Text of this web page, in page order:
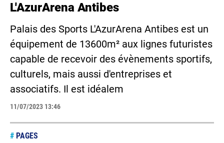
L'AzurArena Antibes
Palais des Sports L'AzurArena Antibes est un
équipement de 13600m² aux lignes futuristes
capable de recevoir des évènements sportifs,
culturels, mais aussi d'entreprises et
associatifs. Il est idéalem
11/07/2023 13:46
# PAGES